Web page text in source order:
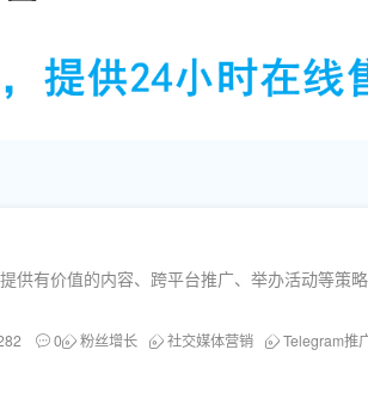
有价值的内容、跨平台推广、举办活动等策略
0 粉丝增长 社交媒体营销 Telegram推